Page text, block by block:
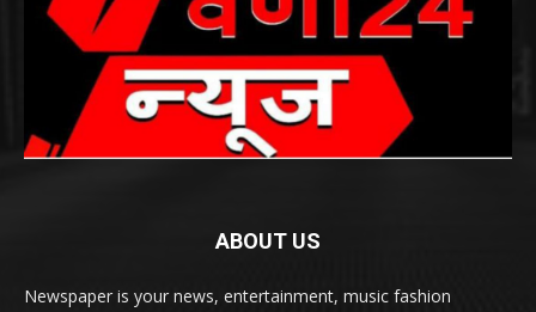
ABOUT US
Newspaper is your news, entertainment, music fashion